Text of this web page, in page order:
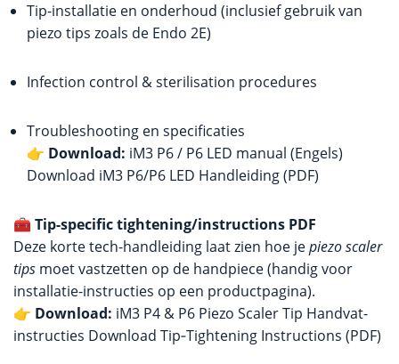
Tip-installatie en onderhoud (inclusief gebruik van
piezo tips zoals de Endo 2E)
Infection control & sterilisation procedures
Troubleshooting en specificaties
👉 Download: iM3 P6 / P6 LED manual (Engels)
Download iM3 P6/P6 LED Handleiding (PDF)
🧰 Tip-specific tightening/instructions PDF
Deze korte tech-handleiding laat zien hoe jepiezo scaler
tips moet vastzetten op de handpiece (handig voor
installatie-instructies op een productpagina).
👉 Download: iM3 P4 & P6 Piezo Scaler Tip Handvat-
instructies Download Tip‑Tightening Instructions (PDF)